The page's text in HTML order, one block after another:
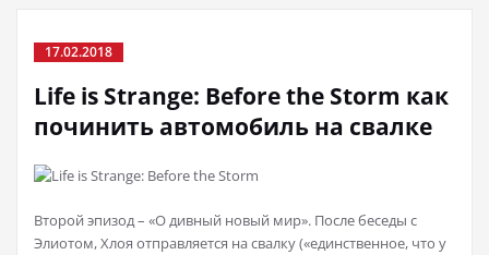
17.02.2018
Life is Strange: Before the Storm как
починить автомобиль на свалке
Второй эпизод – «О дивный новый мир». После беседы с
Элиотом, Хлоя отправляется на свалку («единственное, что у